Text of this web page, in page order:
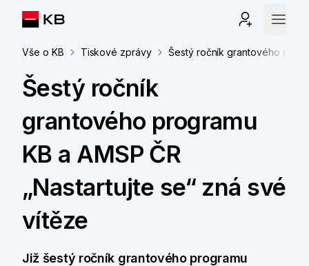
Vše o KB Tiskové zprávy Šestý ročník grantového
Šestý ročník
grantového programu
KB a AMSP ČR
„Nastartujte se“ zná své
vítěze
Již šestý ročník grantového programu